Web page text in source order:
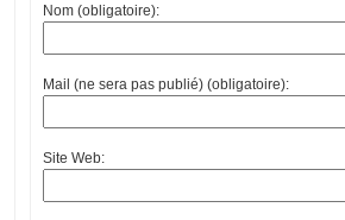
Nom (obligatoire):
Mail (ne sera pas publié) (obligatoire):
Site Web: